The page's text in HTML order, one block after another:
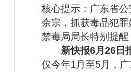
核心提示：广东省
余宗，抓获毒品犯
禁毒局局长特别提
新快报6月26日
仅今年1月至5月，